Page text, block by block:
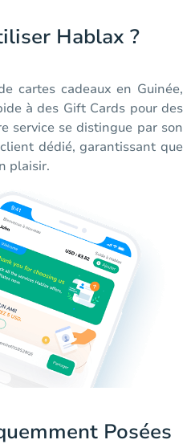
Hablax ?
cartes cadeaux en Guinée,
à des Gift Cards pour des
service se distingue par son
dédié, garantissant que
plaisir.
Posées